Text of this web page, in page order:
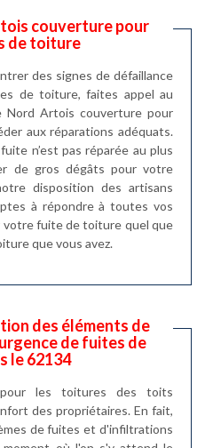
couverture pour
de toiture
des signes de défaillance
de toiture, faites appel au
Artois couverture pour
aux réparations adéquats.
n’est pas réparée au plus
de gros dégâts pour votre
disposition des artisans
à répondre à toutes vos
votre fuite de toiture quel que
que vous avez.
des éléments de
de fuites de
le 62134
les toitures des toits
des propriétaires. En fait,
de fuites et d'infiltrations